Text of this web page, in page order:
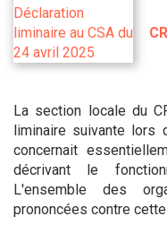
La section locale du
liminaire suivante lors
concernait
décrivant le
L'ensemble des
prononcées contre